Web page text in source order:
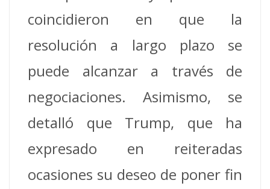
coincidieron en que la
resolución a largo plazo se
puede alcanzar a través de
negociaciones. Asimismo, se
detalló que Trump, que ha
expresado en reiteradas
ocasiones su deseo de poner fin